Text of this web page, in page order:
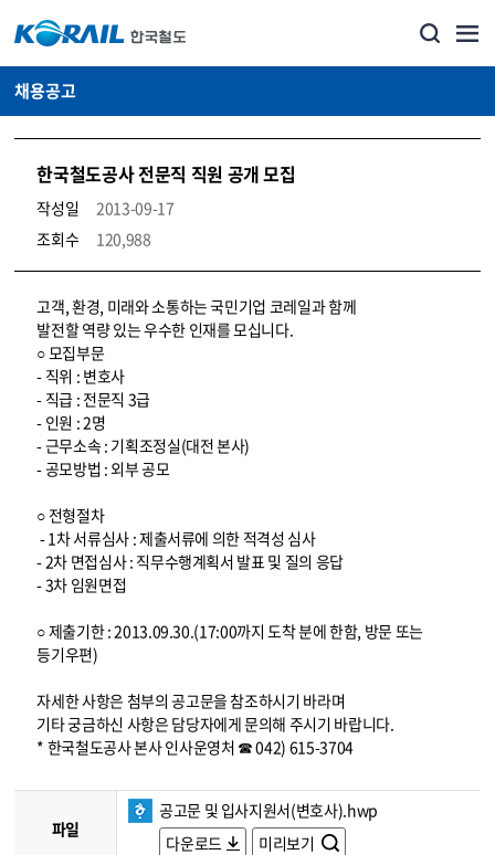
채용공고
한국철도공사 전문직 직원 공개 모집
작성일
2013-09-17
조회수
120,988
코레일소개_경영공시_채용공고 상세보기 – 내용, 파일, 담당자 연락처로 구성
고객, 환경, 미래와 소통하는 국민기업 코레일과 함께
발전할 역량 있는 우수한 인재를 모십니다.
○ 모집부문
- 직위 : 변호사
- 직급 : 전문직 3급
- 인원 : 2명
- 근무소속 : 기획조정실(대전 본사)
- 공모방법 : 외부 공모
○ 전형절차
- 1차 서류심사 : 제출서류에 의한 적격성 심사
- 2차 면접심사 : 직무수행계획서 발표 및 질의 응답
- 3차 임원면접
○ 제출기한 : 2013.09.30.(17:00까지 도착 분에 한함, 방문 또는
등기우편)
자세한 사항은 첨부의 공고문을 참조하시기 바라며
기타 궁금하신 사항은 담당자에게 문의해 주시기 바랍니다.
* 한국철도공사 본사 인사운영처 ☎ 042) 615-3704
파일
공고문 및 입사지원서(변호사).hwp
다운로드
미리보기